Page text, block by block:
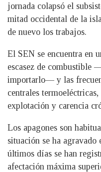
jornada colapsó el
mitad occidental de la
de nuevo los trabajos.
El SEN se encuentra en
escasez de combustible
importarlo— y las
centrales
explotación y carencia
Los apagones son
situación se ha agravado
últimos días se han
afectación máxima